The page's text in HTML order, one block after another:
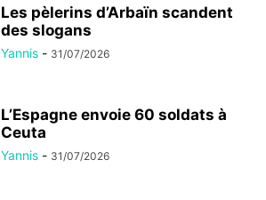
Les pèlerins d’Arbaïn scandent
des slogans
Yannis - 31/07/2026
L’Espagne envoie 60 soldats à
Ceuta
Yannis - 31/07/2026